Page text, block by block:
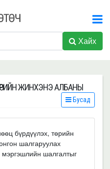
Хайх
ЖИНХЭНЭ АЛБАНЫ
Бусад
бүрдүүлэх, төрийн
шалгаруулах
шалгалтыг